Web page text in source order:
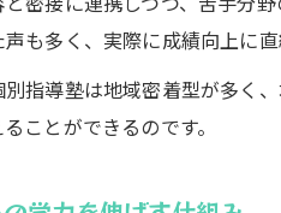
も多く、実際に成績向上に
指導塾は地域密着型が多く
ことができるのです。